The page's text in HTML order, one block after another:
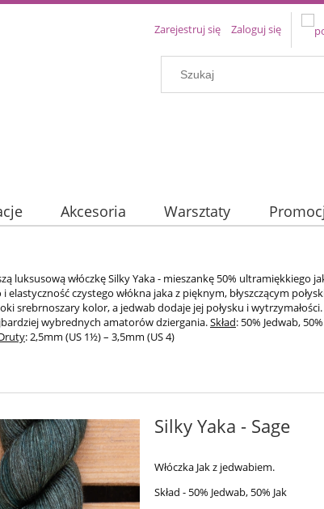
Zarejestruj się Zaloguj się
Akcesoria Warsztaty
luksusową włóczkę Silky Yaka - mieszankę 50% ultramiękkiego
i elastyczność czystego włókna jaka z pięknym, błyszczącym
srebrnoszary kolor, a jedwab dodaje jej połysku i
wybrednych amatorów dziergania.Skład: 50% Jedwab,
: 2,5mm (US 1½) – 3,5mm (US 4)
Silky Yaka - Sage
Włóczka Jak z jedwabiem.
Skład - 50% Jedwab, 50% Jak